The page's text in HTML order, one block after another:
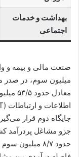
بهداشت و خدمات
اجتماعی
میلیون سوم، در صدر
جایگاه دوم قرار
جزو مشاغل پردرآمد